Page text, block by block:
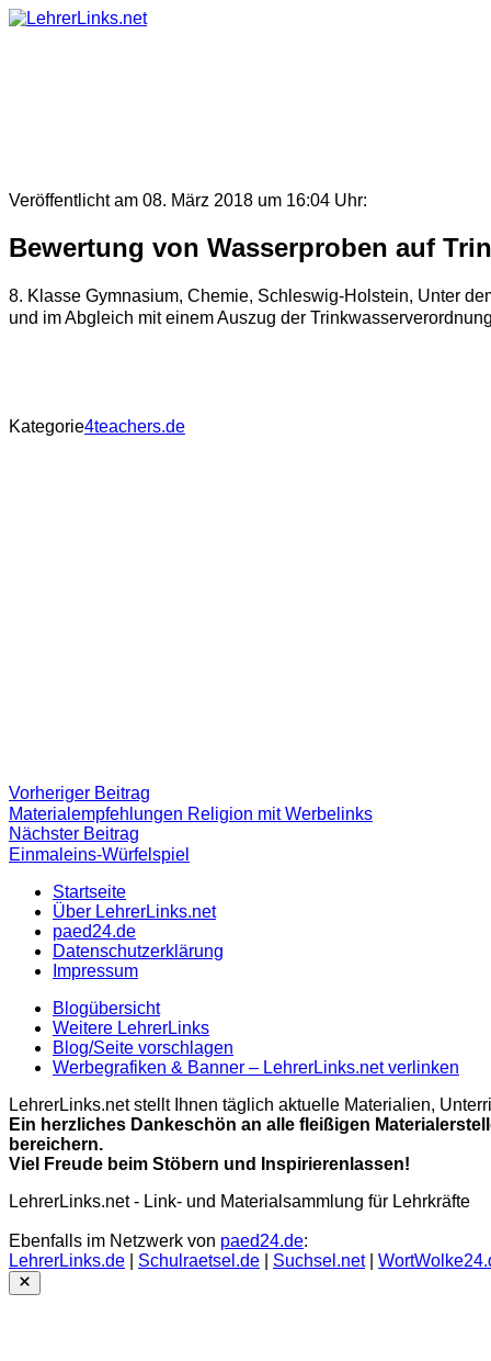
Skip
Veröffentlicht am 08. März 2018 um 16:04 Uhr:
Bewertung von Wasserproben auf
8. Klasse Gymnasium, Chemie, Schleswig-Holstein, Unter
und im Abgleich mit einem Auszug der
Kategorie4teachers.de
Beitragsnavigation
Vorheriger Beitrag
Beitrag:
Materialempfehlungen Religion mit Werbelinks
Nächster Beitrag
Beitrag
Einmaleins-Würfelspiel
Startseite
Über LehrerLinks.net
paed24.de
Datenschutzerklärung
Impressum
Blogübersicht
Weitere LehrerLinks
Blog/Seite vorschlagen
Werbegrafiken & Banner – LehrerLinks.net verlinken
LehrerLinks.net stellt Ihnen täglich aktuelle Materialien,
Ein herzliches Dankeschön an alle fleißigen
bereichern.
Viel Freude beim Stöbern und Inspirierenlassen!
LehrerLinks.net - Link- und Materialsammlung für Lehrkräfte
Ebenfalls im Netzwerk von paed24.de:
LehrerLinks.de
Schulraetsel.de Suchsel.net|
Close